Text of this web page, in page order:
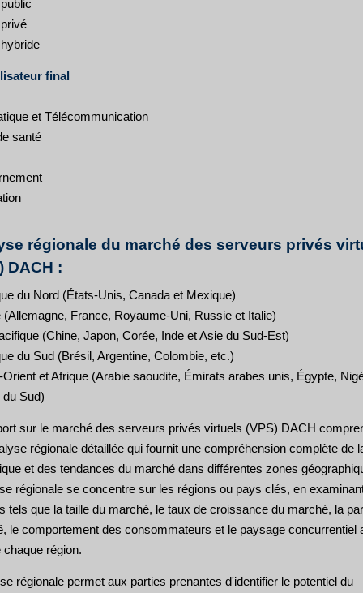
final
et Télécommunication
santé
régionale du marché des serveurs privés
DACH :
du Nord (États-Unis, Canada et Mexique)
(Allemagne, France, Royaume-Uni, Russie et Italie)
(Chine, Japon, Corée, Inde et Asie du Sud-Est)
du Sud (Brésil, Argentine, Colombie, etc.)
et Afrique (Arabie saoudite, Émirats arabes unis, Égypte,
Sud)
sur le marché des serveurs privés virtuels (VPS) DACH
régionale détaillée qui fournit une compréhension complète de
et des tendances du marché dans différentes zones
régionale se concentre sur les régions ou pays clés, en
tels que la taille du marché, le taux de croissance du marché, la
le comportement des consommateurs et le paysage concurrentiel
chaque région.
régionale permet aux parties prenantes d'identifier le potentiel du